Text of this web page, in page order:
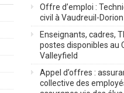
Offre d’emploi :
civil à Vaudreuil-Dorion
Enseignants, cadres,
postes disponibles au
Valleyfield
Appel d’offres :
collective des